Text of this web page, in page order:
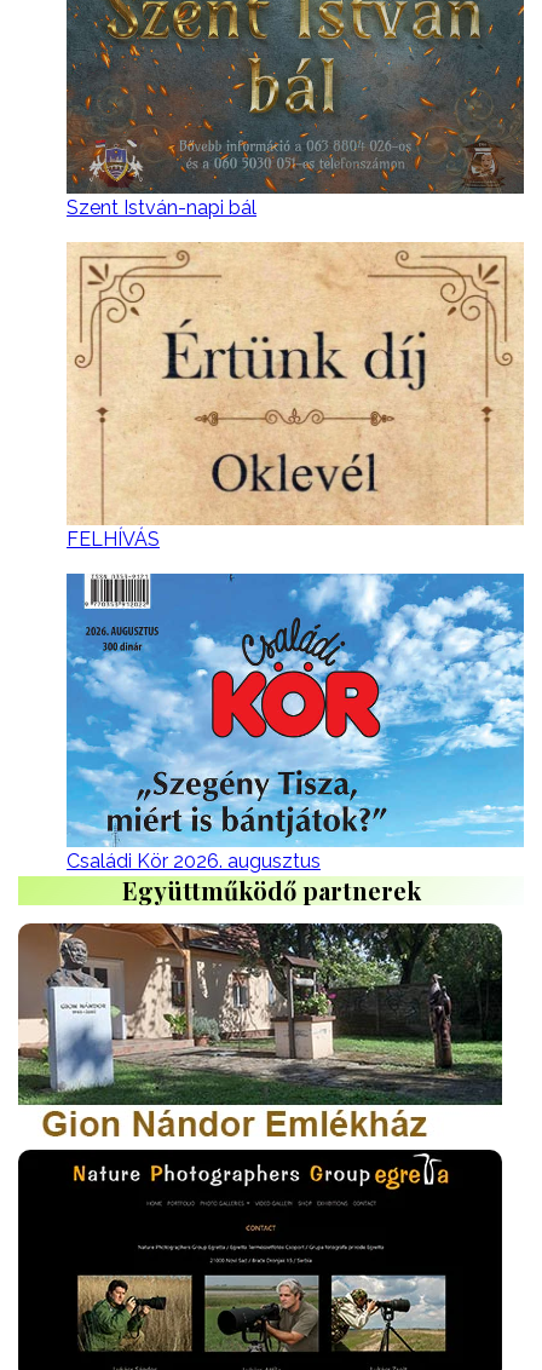
Szent István-napi bál
FELHÍVÁS
Családi Kör 2026. augusztus
Együttműködő partnerek